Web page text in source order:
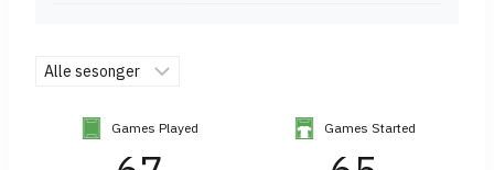
Games Played Games Started